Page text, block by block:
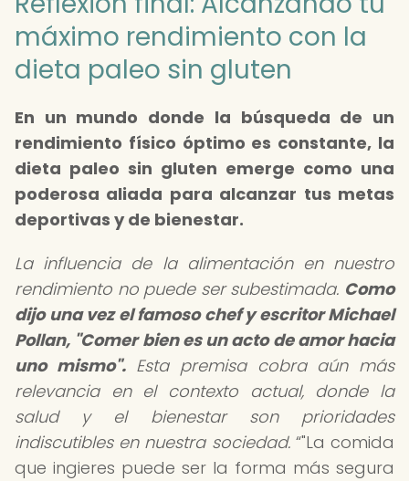
máximo rendimiento con la
dieta paleo sin gluten
En un mundo donde la búsqueda de un
rendimiento físico óptimo es constante, la
dieta paleo sin gluten emerge como una
poderosa aliada para alcanzar tus metas
deportivas y de bienestar.
La influencia de la alimentación en nuestro
rendimiento no puede ser subestimada. Como
dijo una vez el famoso chef y escritor Michael
Pollan, "Comer bien es un acto de amor hacia
uno mismo".Esta premisa cobra aún más
relevancia en el contexto actual, donde la
salud y el bienestar son prioridades
indiscutibles en nuestra sociedad. "La comida
que ingieres puede ser la forma más segura